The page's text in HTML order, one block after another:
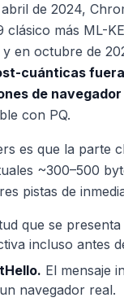
de 2024,
clásico más ML-
en octubre de
cuánticas
de navegador
con PQ.
es que la parte
~300–500
pistas de
que se
incluso antes
El mensaje
navegador real.